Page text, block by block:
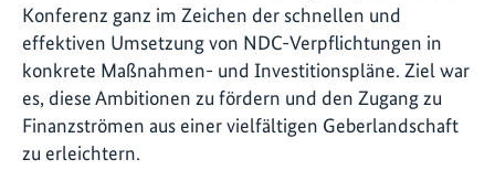
Konferenz ganz im Zeichen der schnellen und
effektiven Umsetzung von NDC-Verpflichtungen in
konkrete Maßnahmen- und Investitionspläne. Ziel war
es, diese Ambitionen zu fördern und den Zugang zu
Finanzströmen aus einer vielfältigen Geberlandschaft
zu erleichtern.